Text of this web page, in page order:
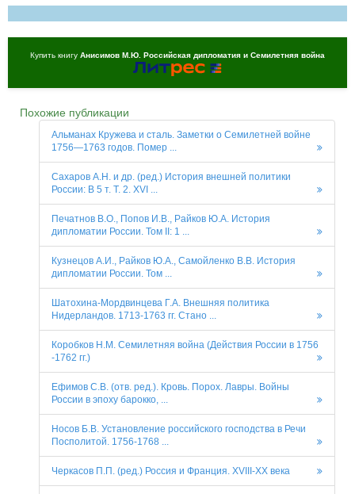
Купить книгу Анисимов М.Ю. Российская дипломатия и Семилетняя война
Похожие публикации
Альманах Кружева и сталь. Заметки о Семилетней войне
1756—1763 годов. Помер ...
Сахаров А.Н. и др. (ред.) История внешней политики
России: В 5 т. Т. 2. XVI ...
Печатнов В.О., Попов И.В., Райков Ю.А. История
дипломатии России. Том II: 1 ...
Кузнецов А.И., Райков Ю.А., Самойленко В.В. История
дипломатии России. Том ...
Шатохина-Мордвинцева Г.А. Внешняя политика
Нидерландов. 1713-1763 гг. Стано ...
Коробков Н.М. Семилетняя война (Действия России в 1756
-1762 гг.)
Ефимов С.В. (отв. ред.). Кровь. Порох. Лавры. Войны
России в эпоху барокко, ...
Носов Б.В. Установление российского господства в Речи
Посполитой. 1756-1768 ...
Черкасов П.П. (ред.) Россия и Франция. XVIII-XX века